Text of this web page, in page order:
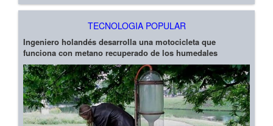
TECNOLOGIA POPULAR
Ingeniero holandés desarrolla una motocicleta que
funciona con metano recuperado de los humedales